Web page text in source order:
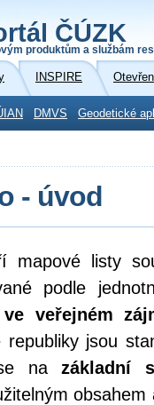
ČÚZK
produktům a službám
INSPIRE
DMVS Geodetické
- úvod
mapové listy
podle
veřejném
jsou
nazákladní